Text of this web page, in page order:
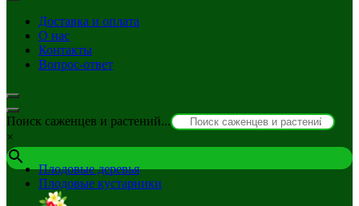
Доставка и оплата
О нас
Контакты
Вопрос-ответ
Поиск саженцев и растений...
×
Плодовые деревья
Плодовые кустарники